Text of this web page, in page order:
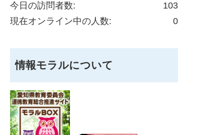
103
今日の訪問者数:
0
現在オンライン中の人数:
情報モラルについて